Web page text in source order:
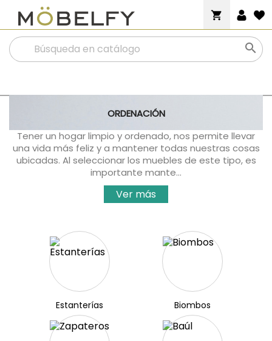
shopping_cart

ORDENACIÓN
Tener un hogar limpio y ordenado, nos permite llevar
una vida más feliz y a mantener todas nuestras cosas
ubicadas. Al seleccionar los muebles de este tipo, es
importante mante...
Ver más
Estanterías Biombos